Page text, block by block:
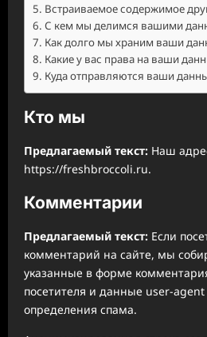
Встраиваемое содержимое
С кем мы делимся вашими
Как долго мы храним ваши
Какие у вас права на ваши
Куда отправляются ваши
Кто мы
Предлагаемый текст: Наш
https://freshbroccoli.ru.
Комментарии
Предлагаемый текст: Если
комментарий на сайте, мы
указанные в форме
посетителя и данные user-
определения спама.